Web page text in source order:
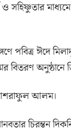
ও সহিষ্ণুতার
পবিত্র ঈদে
বিতরণ অনুষ্ঠানে
আশরাফুল আলম।
চিরন্তন